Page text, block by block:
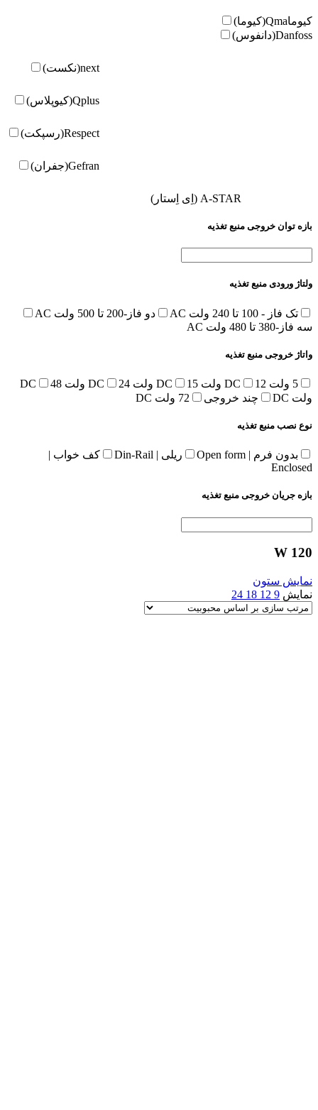
کیوماQma(کیوما)
Danfoss(دانفوس)
next(نکست)
Qplus(کیوپلاس)
Respect(رسپکت)
Gefran(جفران)
A-STAR (اِی اِستار)
بازه توان خروجی منبع تغذیه
ولتاژ ورودی منبع تغذیه
تک فاز - 100 تا 240 ولت AC
دو فاز-200 تا 500 ولت AC
سه فاز-380 تا 480 ولت AC
واتاژ خروجی منبع تغذیه
5 ولت DC 12 ولت DC 15 ولت DC 24 ولت DC
48
ولت DC
چند خروجی 72 ولت DC
نوع نصب منبع تغذیه
بدون فرم | Open form ریلی | Din-Rail
کف خواب |
Enclosed
بازه جریان خروجی منبع تغذیه
120 W
نمایش ستون
نمایش 9
12
18
24